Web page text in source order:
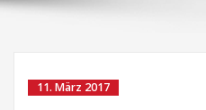
11. März 2017